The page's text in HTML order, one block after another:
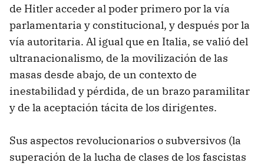
de Hitler acceder al poder primero por la vía
parlamentaria y constitucional, y después por la
vía autoritaria. Al igual que en Italia, se valió del
ultranacionalismo, de la movilización de las
masas desde abajo, de un contexto de
inestabilidad y pérdida, de un brazo paramilitar
y de la aceptación tácita de los dirigentes.
Sus aspectos revolucionarios o subversivos (la
superación de la lucha de clases de los fascistas